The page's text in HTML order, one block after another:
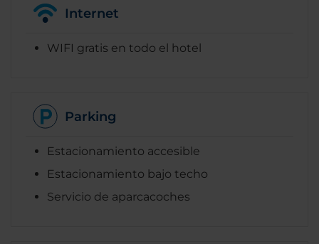
Internet
WIFI gratis en todo el hotel
Parking
Estacionamiento accesible
Estacionamiento bajo techo
Servicio de aparcacoches